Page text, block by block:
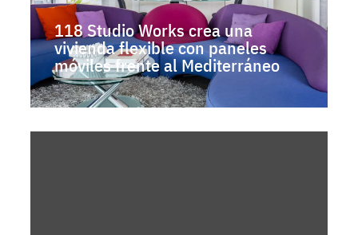
118 Studio Works crea una
vivienda flexible con paneles
móviles frente al Mediterráneo